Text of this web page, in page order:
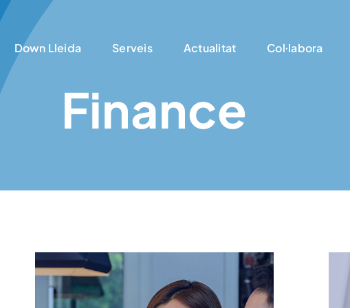
Down Lleida Serveis Actualitat Col·labora
Finance